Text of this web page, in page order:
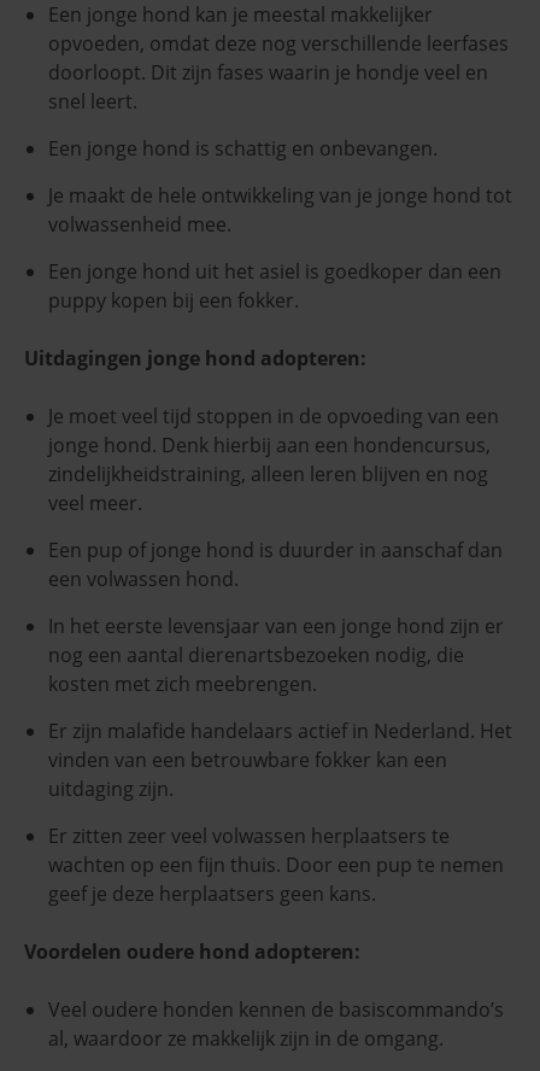
Een jonge hond kan je meestal makkelijker
opvoeden, omdat deze nog verschillende leerfases
doorloopt. Dit zijn fases waarin je hondje veel en
snel leert.
Een jonge hond is schattig en onbevangen.
Je maakt de hele ontwikkeling van je jonge hond tot
volwassenheid mee.
Een jonge hond uit het asiel is goedkoper dan een
puppy kopen bij een fokker.
Uitdagingen jonge hond adopteren:
Je moet veel tijd stoppen in de opvoeding van een
jonge hond. Denk hierbij aan een hondencursus,
zindelijkheidstraining, alleen leren blijven en nog
veel meer.
Een pup of jonge hond is duurder in aanschaf dan
een volwassen hond.
In het eerste levensjaar van een jonge hond zijn er
nog een aantal dierenartsbezoeken nodig, die
kosten met zich meebrengen.
Er zijn malafide handelaars actief in Nederland. Het
vinden van een betrouwbare fokker kan een
uitdaging zijn.
Er zitten zeer veel volwassen herplaatsers te
wachten op een fijn thuis. Door een pup te nemen
geef je deze herplaatsers geen kans.
Voordelen oudere hond adopteren:
Veel oudere honden kennen de basiscommando’s
al, waardoor ze makkelijk zijn in de omgang.